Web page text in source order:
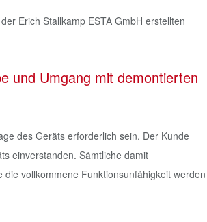
Erich Stallkamp ESTA GmbH erstellten
und Umgang mit demontierten
des Geräts erforderlich sein. Der Kunde
einverstanden. Sämtliche damit
vollkommene Funktionsunfähigkeit werden